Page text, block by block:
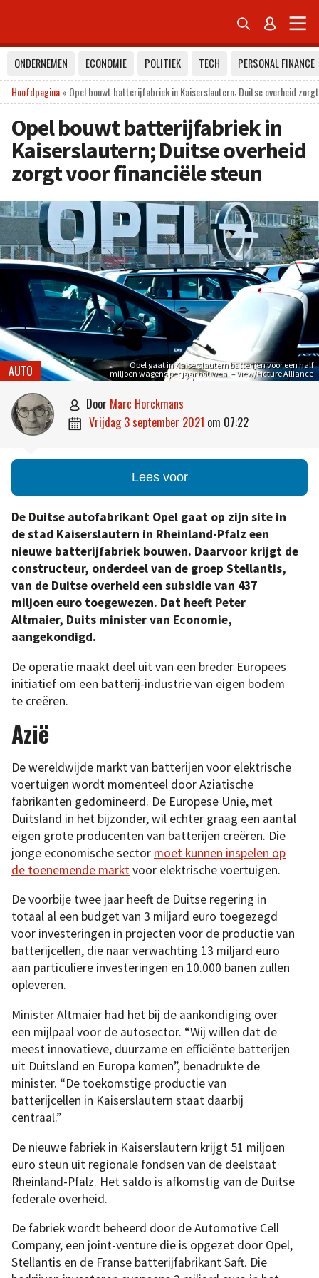
 
ONDERNEMEN ECONOMIE POLITIEK TECH
PERSONAL FINANCE
Hoofdpagina» Opel bouwt batterijfabriek in Kaiserslautern; Duitse overheid
Opel bouwt batterijfabriek in
Kaiserslautern; Duitse overheid
zorgt voor financiële steun
Opel gaat in Kaiserslautern batterijen voor een half
miljoen wagens per jaar bouwen. – View/Picture Alliance
AUTO
 door Marc Horckmans
 vrijdag 3 september 2021 om 07:22
Lees voor
De Duitse autofabrikant Opel gaat op zijn site in
de stad Kaiserslautern in Rheinland-Pfalz een
nieuwe batterijfabriek bouwen. Daarvoor krijgt de
constructeur, onderdeel van de groep Stellantis,
van de Duitse overheid een subsidie van 437
miljoen euro toegewezen. Dat heeft Peter
Altmaier, Duits minister van Economie,
aangekondigd.
De operatie maakt deel uit van een breder Europees
initiatief om een batterij-industrie van eigen bodem
te creëren.
Azië
De wereldwijde markt van batterijen voor elektrische
voertuigen wordt momenteel door Aziatische
fabrikanten gedomineerd. De Europese Unie, met
Duitsland in het bijzonder, wil echter graag een aantal
eigen grote producenten van batterijen creëren. Die
jonge economische sector moet kunnen inspelen op
de toenemende marktvoor elektrische voertuigen.
De voorbije twee jaar heeft de Duitse regering in
totaal al een budget van 3 miljard euro toegezegd
voor investeringen in projecten voor de productie van
batterijcellen, die naar verwachting 13 miljard euro
aan particuliere investeringen en 10.000 banen zullen
opleveren.
Minister Altmaier had het bij de aankondiging over
een mijlpaal voor de autosector. “Wij willen dat de
meest innovatieve, duurzame en efficiënte batterijen
uit Duitsland en Europa komen”, benadrukte de
minister. “De toekomstige productie van
batterijcellen in Kaiserslautern staat daarbij
centraal.”
De nieuwe fabriek in Kaiserslautern krijgt 51 miljoen
euro steun uit regionale fondsen van de deelstaat
Rheinland-Pfalz. Het saldo is afkomstig van de Duitse
federale overheid.
De fabriek wordt beheerd door de Automotive Cell
Company, een joint-venture die is opgezet door Opel,
Stellantis en de Franse batterijfabrikant Saft. Die